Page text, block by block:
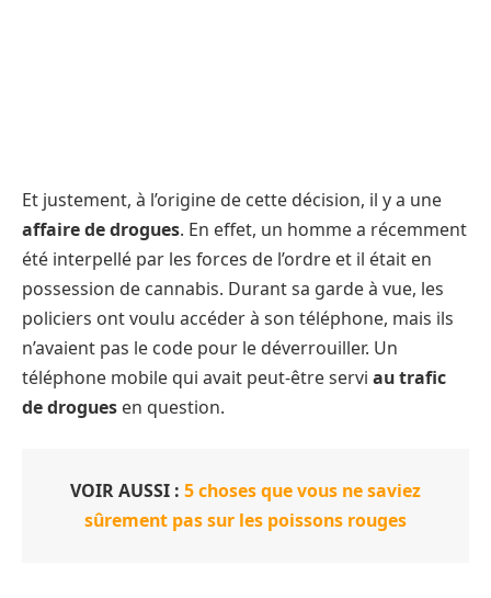
Et justement, à l’origine de cette décision, il y a une
affaire de drogues. En effet, un homme a récemment
été interpellé par les forces de l’ordre et il était en
possession de cannabis. Durant sa garde à vue, les
policiers ont voulu accéder à son téléphone, mais ils
n’avaient pas le code pour le déverrouiller. Un
téléphone mobile qui avait peut-être servi au trafic
de drogues en question.
VOIR AUSSI : 5 choses que vous ne saviez
sûrement pas sur les poissons rouges